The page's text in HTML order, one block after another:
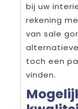
bij uw
rekening
van sale
toch een
vinden.